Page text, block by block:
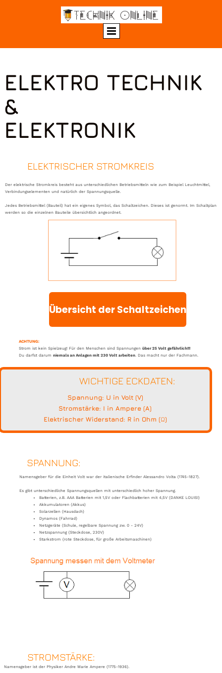
ELEKTRO TECHNIK
&
ELEKTRONIK
ELEKTRISCHER STROMKREIS
Der elektrische Stromkreis besteht aus unterschiedlichen Betriebsmitteln wie zum Beispiel Leuchtmittel,
Verbindungselementen und natürlich der Spannungsquelle.
Jedes Betriebsmittel (Bauteil) hat ein eigenes Symbol, das Schaltzeichen. Dieses ist genormt. Im Schaltplan
werden so die einzelnen Bauteile übersichtlich angeordnet.
Übersicht der Schaltzeichen
ACHTUNG:
Strom ist kein Spielzeug! Für den Menschen sind Spannungen über 25 Volt gefährlich!!!
Du darfst darum niemals an Anlagen mit 230 Volt arbeiten. Das macht nur der Fachmann.
WICHTIGE ECKDATEN:
Spannung: U in Volt (V)
Stromstärke: I in Ampere (A)
Elektrischer Widerstand: R in Ohm (Ω)
SPANNUNG:
Namensgeber für die Einheit Volt war der italienische Erfinder Alessandro Volta (1745-1827).
Es gibt unterschiedliche Spannungsquellen mit unterschiedlich hoher Spannung.
Batterien, z.B. AAA Batterien mit 1,5V oder Flachbatterien mit 4,5V (DANKE LOUIS!)
Akkumulatoren (Akkus)
Solarzellen (Hausdach)
Dynamos (Fahrrad)
Netzgeräte (Schule, regelbare Spannung zw. 0 - 24V)
Netzspannung (Steckdose, 230V)
Starkstrom (rote Steckdose, für große Arbeitsmaschinen)
STROMSTÄRKE:
Namensgeber ist der Physiker Andre Marie Ampere (1775-1936).